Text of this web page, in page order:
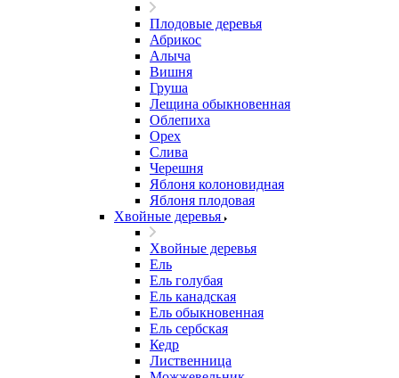
Плодовые деревья
Абрикос
Алыча
Вишня
Груша
Лещина обыкновенная
Облепиха
Орех
Слива
Черешня
Яблоня колоновидная
Яблоня плодовая
Хвойные деревья
Хвойные деревья
Ель
Ель голубая
Ель канадская
Ель обыкновенная
Ель сербская
Кедр
Лиственница